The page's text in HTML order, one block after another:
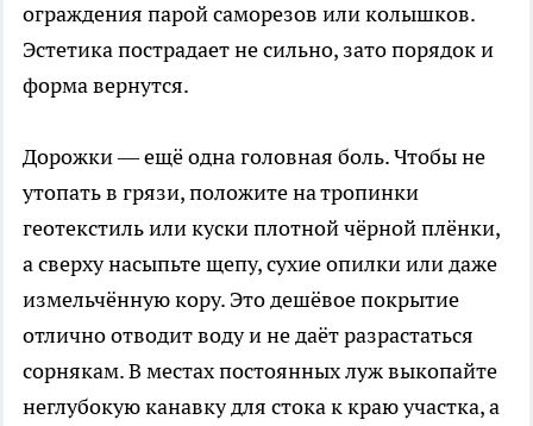
ограждения парой саморезов или колышков.
Эстетика пострадает не сильно, зато порядок и
форма вернутся.
Дорожки — ещё одна головная боль. Чтобы не
утопать в грязи, положите на тропинки
геотекстиль или куски плотной чёрной плёнки,
а сверху насыпьте щепу, сухие опилки или даже
измельчённую кору. Это дешёвое покрытие
отлично отводит воду и не даёт разрастаться
сорнякам. В местах постоянных луж выкопайте
неглубокую канавку для стока к краю участка, а